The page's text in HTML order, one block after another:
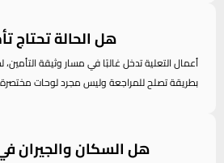
هل الحالة تحتاج
أعمال التعلية تدخل غالبًا في مسار وثيقة
بطريقة تصلح للمراجعة وليس مجرد لوحات
هل السكان والجيران